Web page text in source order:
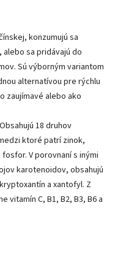
konzumujú sa
sa pridávajú do
Sú výborným variantom
alternatívou pre rýchlu
zaujímavé alebo ako
18 druhov
ktoré patrí zinok,
V porovnaní s inými
karotenoidov, obsahujú
a xantofyl. Z
vitamín C, B1, B2, B3, B6 a